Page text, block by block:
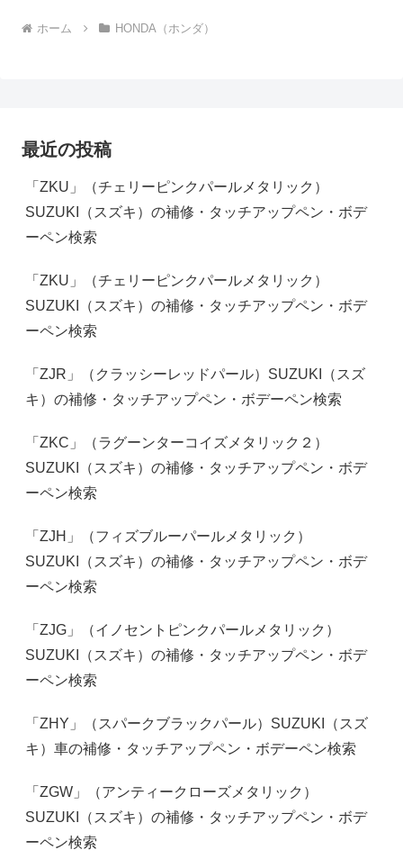
ホーム HONDA（ホンダ）
最近の投稿
「ZKU」（チェリーピンクパールメタリック）
SUZUKI（スズキ）の補修・タッチアップペン・ボデ
ーペン検索
「ZKU」（チェリーピンクパールメタリック）
SUZUKI（スズキ）の補修・タッチアップペン・ボデ
ーペン検索
「ZJR」（クラッシーレッドパール）SUZUKI（スズ
キ）の補修・タッチアップペン・ボデーペン検索
「ZKC」（ラグーンターコイズメタリック２）
SUZUKI（スズキ）の補修・タッチアップペン・ボデ
ーペン検索
「ZJH」（フィズブルーパールメタリック）
SUZUKI（スズキ）の補修・タッチアップペン・ボデ
ーペン検索
「ZJG」（イノセントピンクパールメタリック）
SUZUKI（スズキ）の補修・タッチアップペン・ボデ
ーペン検索
「ZHY」（スパークブラックパール）SUZUKI（スズ
キ）車の補修・タッチアップペン・ボデーペン検索
「ZGW」（アンティークローズメタリック）
SUZUKI（スズキ）の補修・タッチアップペン・ボデ
ーペン検索